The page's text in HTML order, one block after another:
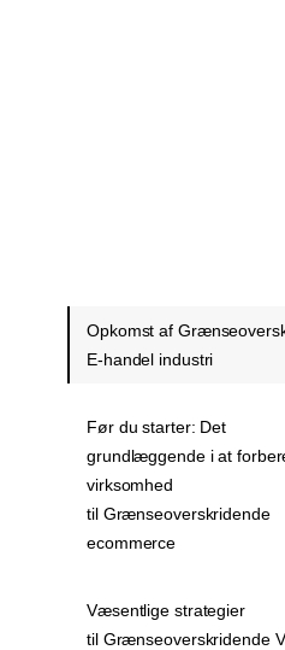
Opkomst af
E-handel industri
Før du starter: Det
grundlæggende i at
virksomhed
til Grænseoverskridende
ecommerce
Væsentlige strategier
til Grænseoverskridende